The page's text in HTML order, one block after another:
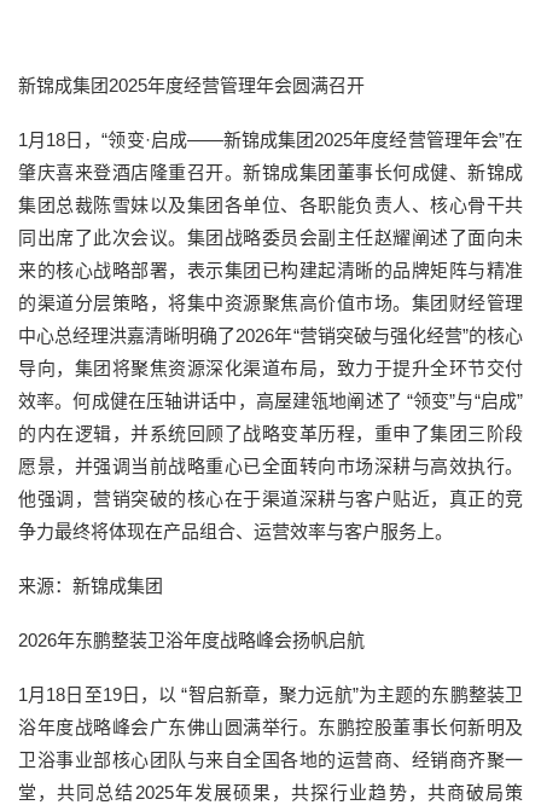
新锦成集团2025年度经营管理年会圆满召开
1月18日，“领变·启成——新锦成集团2025年度经营管理年会”在
肇庆喜来登酒店隆重召开。新锦成集团董事长何成健、新锦成
集团总裁陈雪妹以及集团各单位、各职能负责人、核心骨干共
同出席了此次会议。集团战略委员会副主任赵耀阐述了面向未
来的核心战略部署，表示集团已构建起清晰的品牌矩阵与精准
的渠道分层策略，将集中资源聚焦高价值市场。集团财经管理
中心总经理洪嘉清晰明确了2026年“营销突破与强化经营”的核心
导向，集团将聚焦资源深化渠道布局，致力于提升全环节交付
效率。何成健在压轴讲话中，高屋建瓴地阐述了 “领变”与“启成”
的内在逻辑，并系统回顾了战略变革历程，重申了集团三阶段
愿景，并强调当前战略重心已全面转向市场深耕与高效执行。
他强调，营销突破的核心在于渠道深耕与客户贴近，真正的竞
争力最终将体现在产品组合、运营效率与客户服务上。
来源：新锦成集团
2026年东鹏整装卫浴年度战略峰会扬帆启航
1月18日至19日，以 “智启新章，聚力远航”为主题的东鹏整装卫
浴年度战略峰会广东佛山圆满举行。东鹏控股董事长何新明及
卫浴事业部核心团队与来自全国各地的运营商、经销商齐聚一
堂，共同总结2025年发展硕果，共探行业趋势，共商破局策